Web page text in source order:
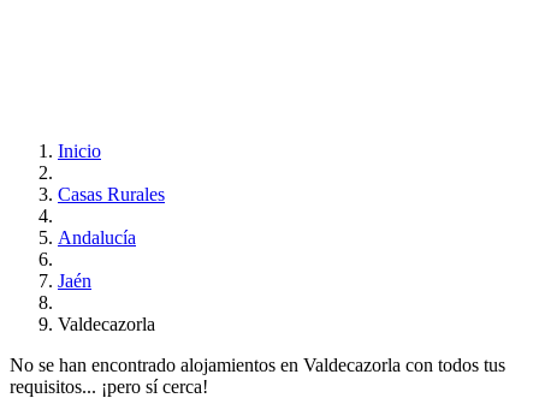
Inicio
Casas Rurales
Andalucía
Jaén
Valdecazorla
No se han encontrado alojamientos en Valdecazorla con todos tus
requisitos... ¡pero sí cerca!